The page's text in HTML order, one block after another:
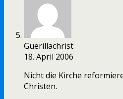
Guerillachrist
18. April 2006
Nicht die Kirche
Christen.